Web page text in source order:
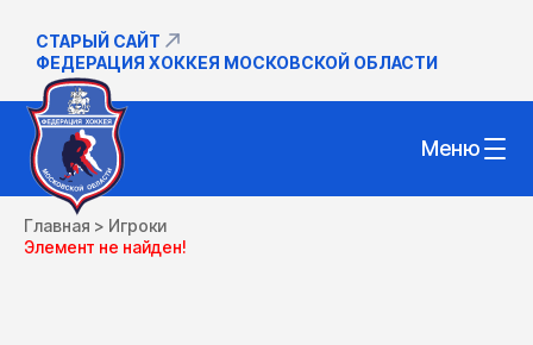
СТАРЫЙ САЙТ
ФЕДЕРАЦИЯ ХОККЕЯ МОСКОВСКОЙ ОБЛАСТИ
Меню
Главная > Игроки
Элемент не найден!